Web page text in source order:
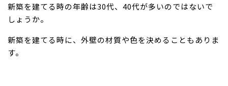
新築を建てる時の年齢は30代、40代が多いのではないで
しょうか。
新築を建てる時に、外壁の材質や色を決めることもありま
す。